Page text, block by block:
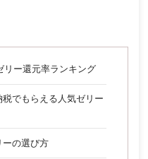
リー還元率ランキング
でもらえる人気ゼリー
の選び方